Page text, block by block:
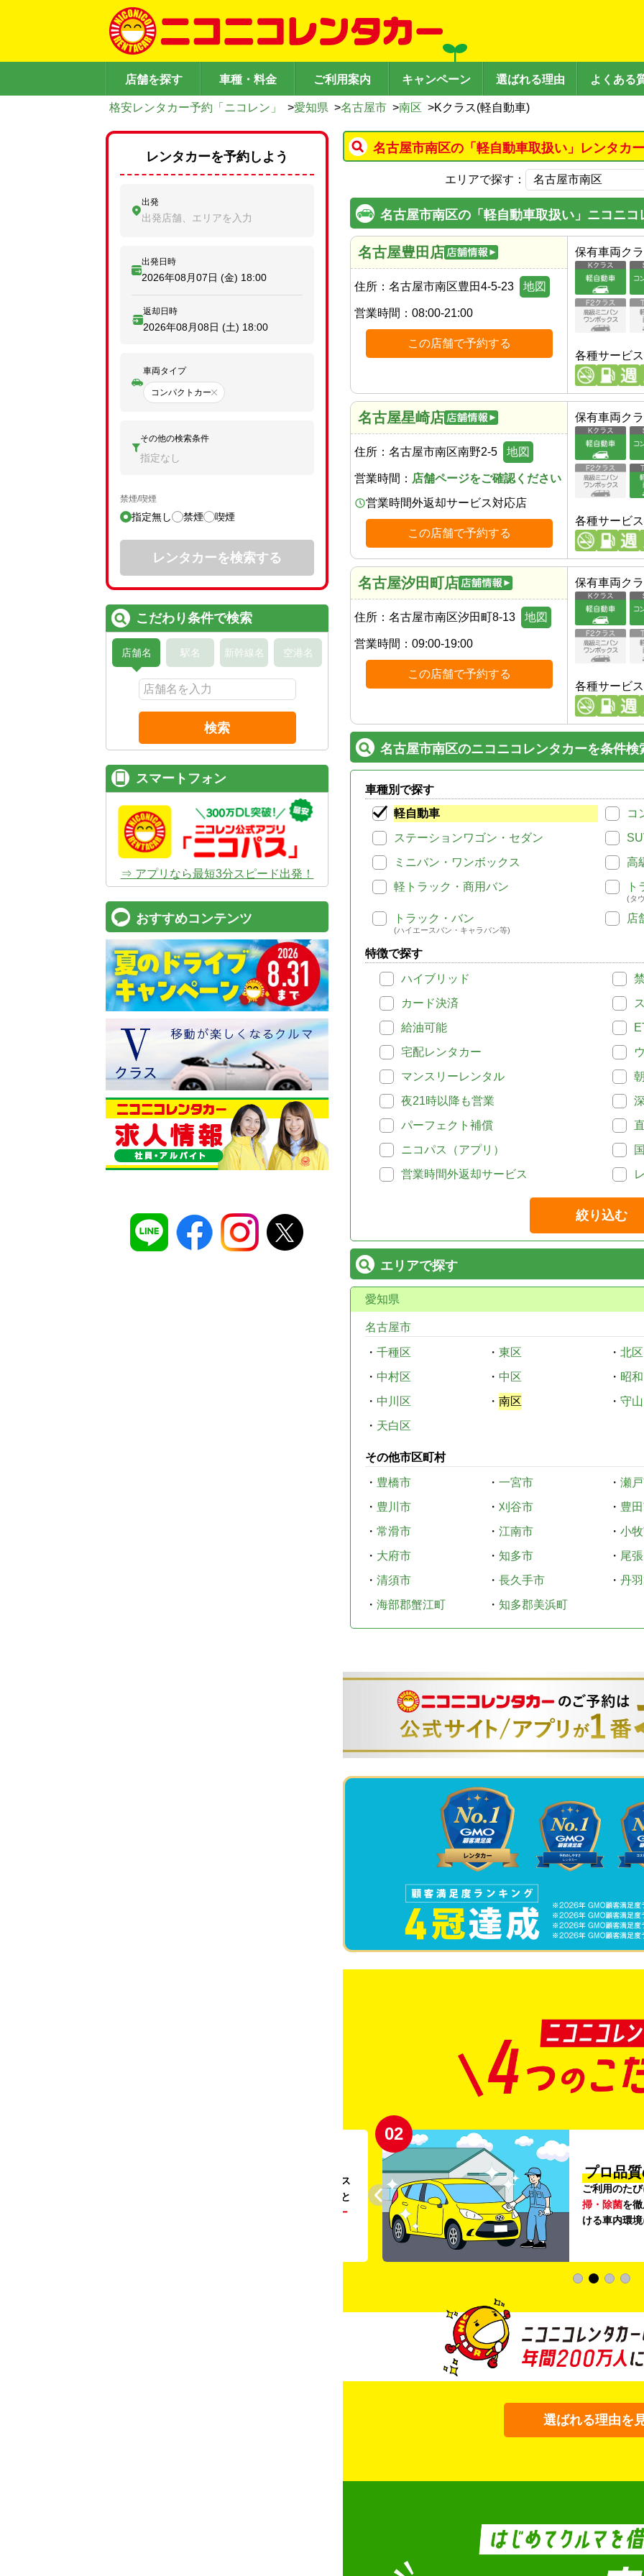
店舗を探す 車種・料金 ご利用案内 キャンペーン 選ばれる理由 よくある
格安レンタカー予約「ニコレン」 >愛知県 >名古屋市 >南区 >Kクラス(軽自動車)
名古屋市南区の「軽自動車取扱い」レンタカ
エリアで探す：
名古屋市南区の「軽自動車取扱い」ニコニ
名古屋豊田店
住所： 名古屋市南区豊田4-5-23 地図
営業時間： 08:00-21:00
この店舗で予約する
保有車両ク
各種サービス
名古屋星崎店
住所： 名古屋市南区南野2-5 地図
営業時間： 店舗ページをご確認ください
営業時間外返却サービス対応店
この店舗で予約する
保有車両ク
各種サービス
名古屋汐田町店
住所： 名古屋市南区汐田町8-13 地図
営業時間： 09:00-19:00
この店舗で予約する
保有車両ク
各種サービス
名古屋市南区のニコニコレンタカーを条件検
車種別で探す
軽自動車
コ
ステーションワゴン・セダン
ミニバン・ワンボックス
高
軽トラック・商用バン
ト
(タ
トラック・バン
(ハイエースバン・キャラバン等)
店
特徴で探す
ハイブリッド
カード決済
給油可能
宅配レンタカー
マンスリーレンタル
夜21時以降も営業
パーフェクト補償
ニコパス（アプリ）
営業時間外返却サービス
絞り込む
エリアで探す
愛知県
名古屋市
・ 千種区 ・ 東区 ・ 北区
・ 中村区 ・ 中区 ・ 昭
・ 中川区 ・ 南区 ・ 守
・ 天白区
その他市区町村
・ 豊橋市 ・ 一宮市 ・ 瀬
・ 豊川市 ・ 刈谷市 ・ 豊
・ 常滑市 ・ 江南市 ・ 小
・ 大府市 ・ 知多市 ・ 尾
・ 清須市 ・ 長久手市 ・ 丹
・ 海部郡蟹江町 ・ 知多郡美浜町
。ガソリンス
タンドや整備工場の既存インフラを活用すること
リー
02
プロ品
ご利用のた
掃・除菌を
ける車内環
選ばれる理由を
レンタカーを予約しよう
出発
出発店舗、エリアを入力
出発日時
2026年08月07日 (金) 18:00
返却日時
2026年08月08日 (土) 18:00
車両タイプ
コンパクトカー
その他の検索条件
指定なし
禁煙/喫煙
指定無し 禁煙 喫煙
レンタカーを検索する
こだわり条件で検索
店舗名 駅名 新幹線名 空港名
検索
スマートフォン
⇒ アプリなら最短3分スピード出発！
おすすめコンテンツ